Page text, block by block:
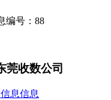
编号：88
莞收数公司
息信息